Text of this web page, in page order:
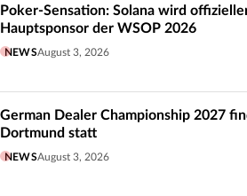
Poker-Sensation: Solana wird
Hauptsponsor der WSOP 2026
NEWSAugust 3, 2026
German Dealer Championship 2027
Dortmund statt
NEWSAugust 3, 2026